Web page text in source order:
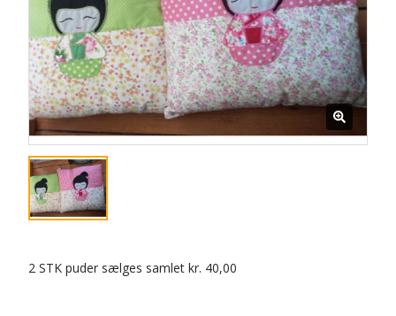
2 STK puder sælges samlet kr. 40,00